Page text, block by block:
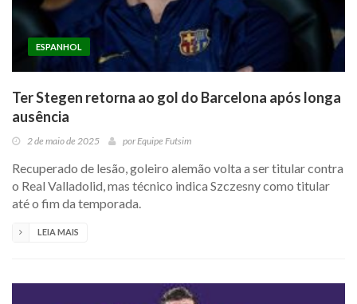
ESPANHOL
Ter Stegen retorna ao gol do Barcelona após longa
ausência
2 de maio de 2025 porEquipe Futsim
Recuperado de lesão, goleiro alemão volta a ser titular contra
o Real Valladolid, mas técnico indica Szczesny como titular
até o fim da temporada.
LEIA MAIS